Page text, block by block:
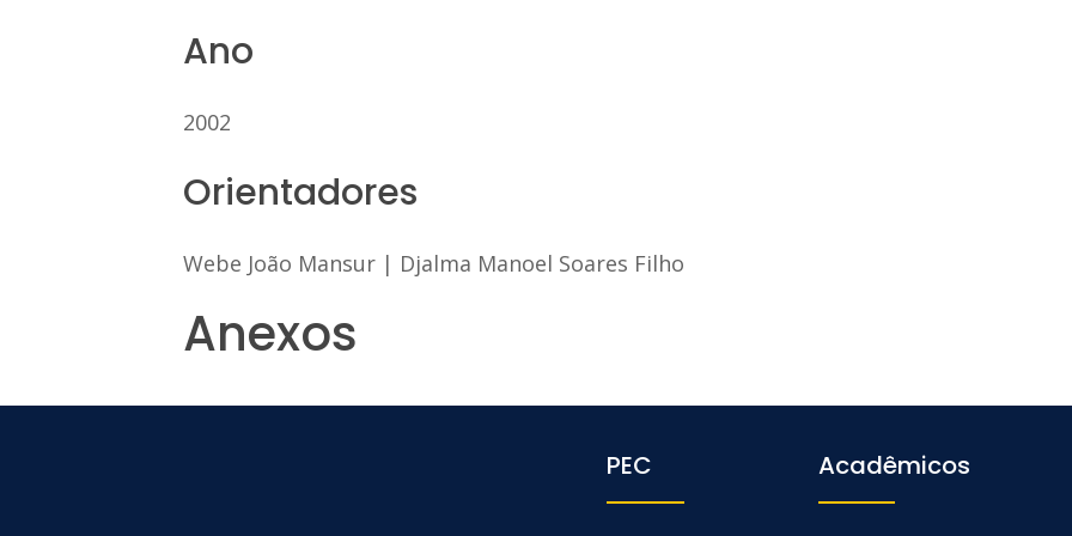
Ano
2002
Orientadores
Webe João Mansur| Djalma Manoel Soares Filho
Anexos
PEC Acadêmicos